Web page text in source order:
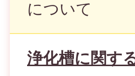
について
浄化槽に関す